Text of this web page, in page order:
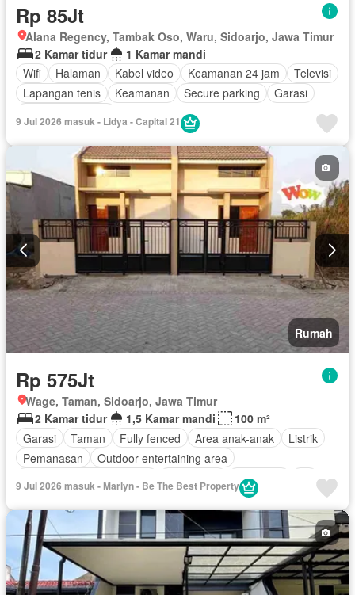
Rp 85Jt
Alana Regency, Tambak Oso, Waru, Sidoarjo, Jawa Timur
2 Kamar tidur
1 Kamar mandi
Wifi
Halaman Kabel video Keamanan 24 jam
Televisi
Lapangan tenis
Keamanan Secure parking
Garasi
9 Jul 2026 masuk - Lidya - Capital 21
Rumah
Rp 575Jt
Wage, Taman, Sidoarjo, Jawa Timur
2 Kamar tidur
1,5 Kamar mandi
100 m²
Garasi
Taman Fully fenced Area anak-anak
Listrik
Pemanasan
Outdoor entertaining area
Tangki air
Keamanan 24 jam Tanpa perabotan
9 Jul 2026 masuk - Marlyn - Be The Best Property